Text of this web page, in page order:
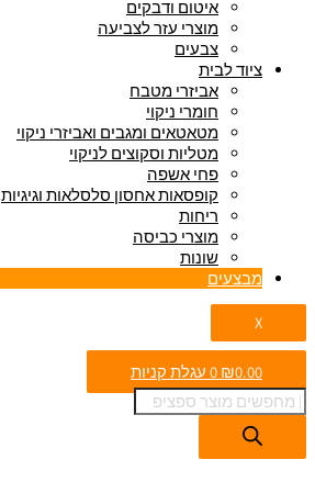
איטום ודבקים
מוצרי עזר לצביעה
צבעים
ציוד לבית
אביזרי מטבח
חומרי ניקוי
מטאטאים ומגבים ואביזרי ניקוי
מטליות וסקוצים לניקוי
פחי אשפה
קופסאות אחסון סלסלאות וגיגיות
ריחות
מוצרי כביסה
שונות
מבצעים
X
₪0.00
0 עגלת קניות